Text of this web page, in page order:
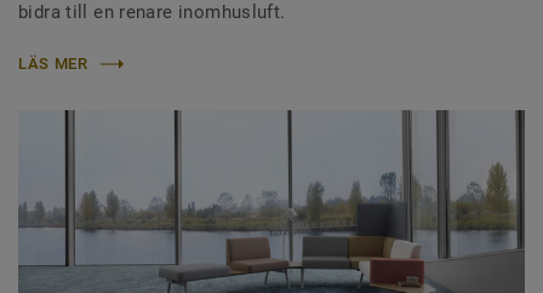
bidra till en renare inomhusluft.
LÄS MER